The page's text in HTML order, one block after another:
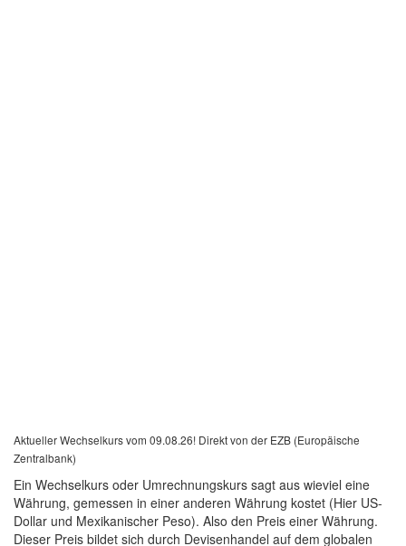
Aktueller Wechselkurs vom 09.08.26! Direkt von der EZB (Europäische
Zentralbank)
Ein Wechselkurs oder Umrechnungskurs sagt aus wieviel eine
Währung, gemessen in einer anderen Währung kostet (Hier US-
Dollar und Mexikanischer Peso). Also den Preis einer Währung.
Dieser Preis bildet sich durch Devisenhandel auf dem globalen